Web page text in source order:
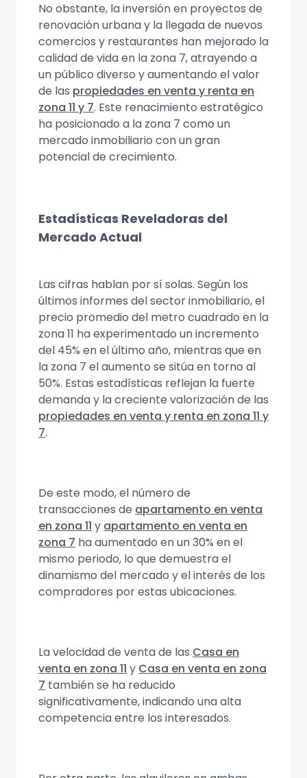
No obstante, la inversión en proyectos de
renovación urbana y la llegada de nuevos
comercios y restaurantes han mejorado la
calidad de vida en la zona 7, atrayendo a
un público diverso y aumentando el valor
de las propiedades en venta y renta en
zona 11 y 7. Este renacimiento estratégico
ha posicionado a la zona 7 como un
mercado inmobiliario con un gran
potencial de crecimiento.
Estadísticas Reveladoras del
Mercado Actual
Las cifras hablan por sí solas. Según los
últimos informes del sector inmobiliario, el
precio promedio del metro cuadrado en la
zona 11 ha experimentado un incremento
del 45% en el último año, mientras que en
la zona 7 el aumento se sitúa en torno al
50%. Estas estadísticas reflejan la fuerte
demanda y la creciente valorización de las
propiedades en venta y renta en zona 11 y
7.
De este modo, el número de
transacciones de apartamento en venta
en zona 11 y apartamento en venta en
zona 7 ha aumentado en un 30% en el
mismo periodo, lo que demuestra el
dinamismo del mercado y el interés de los
compradores por estas ubicaciones.
La velocidad de venta de las Casa en
venta en zona 11 y Casa en venta en zona
7 también se ha reducido
significativamente, indicando una alta
competencia entre los interesados.